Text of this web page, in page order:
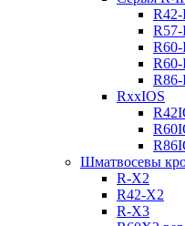
R42-
R57-
R60-
R86-
RxxIOS
Шматвосевы
R-X2
R42-X2
R-X3